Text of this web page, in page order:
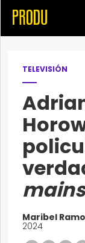
TELEVISIÓN
Maribel
2024